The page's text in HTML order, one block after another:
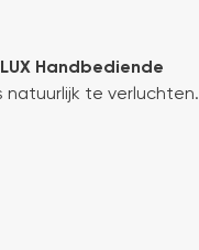
Handbediende
natuurlijk te verluchten.